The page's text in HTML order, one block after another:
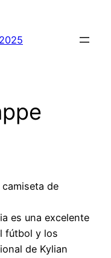
de
es una excelente
fútbol y los
de Kylian